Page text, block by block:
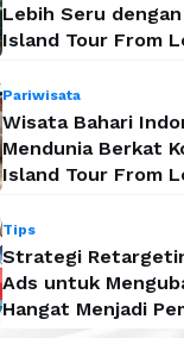
Lebih Seru
Island Tour From
Pariwisata
Wisata Bahari
Mendunia Berkat
Island Tour From
Tips
Strategi
Ads untuk
Hangat Menjadi